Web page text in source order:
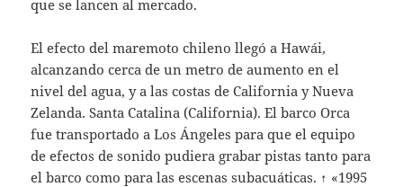
que se lancen al mercado.
El efecto del maremoto chileno llegó a Hawái,
alcanzando cerca de un metro de aumento en el
nivel del agua, y a las costas de California y Nueva
Zelanda. Santa Catalina (California). El barco Orca
fue transportado a Los Ángeles para que el equipo
de efectos de sonido pudiera grabar pistas tanto para
el barco como para las escenas subacuáticas. ↑ «1995